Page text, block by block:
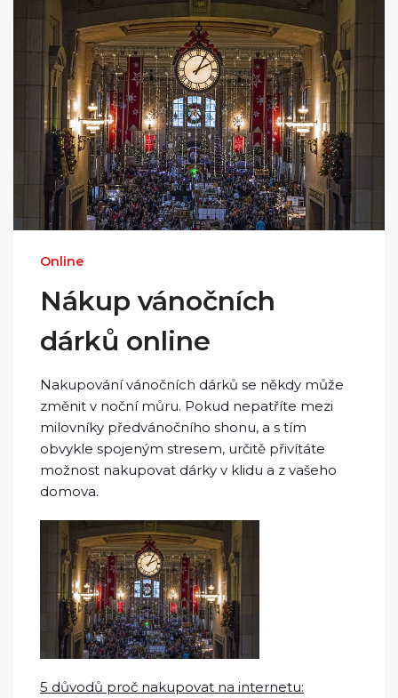
Online
Nákup vánočních
dárků online
Nakupování vánočních dárků se někdy může
změnit v noční můru. Pokud nepatříte mezi
milovníky předvánočního shonu, a s tím
obvykle spojeným stresem, určitě přivítáte
možnost nakupovat dárky v klidu a z vašeho
domova.
5 důvodů proč nakupovat na internetu: